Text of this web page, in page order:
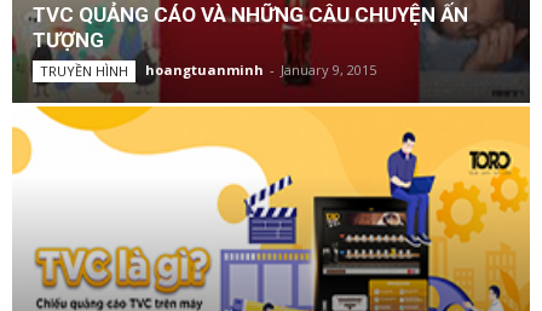
TVC QUẢNG CÁO VÀ NHỮNG CÂU CHUYỆN ẤN
TƯỢNG
TRUYỀN HÌNH hoangtuanminh - January 9, 2015